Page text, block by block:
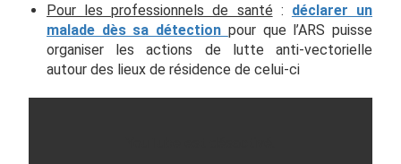
Pour les professionnels de santé : déclarer un
malade dès sa détection pour que l’ARS puisse
organiser les actions de lutte anti-vectorielle
autour des lieux de résidence de celui-ci